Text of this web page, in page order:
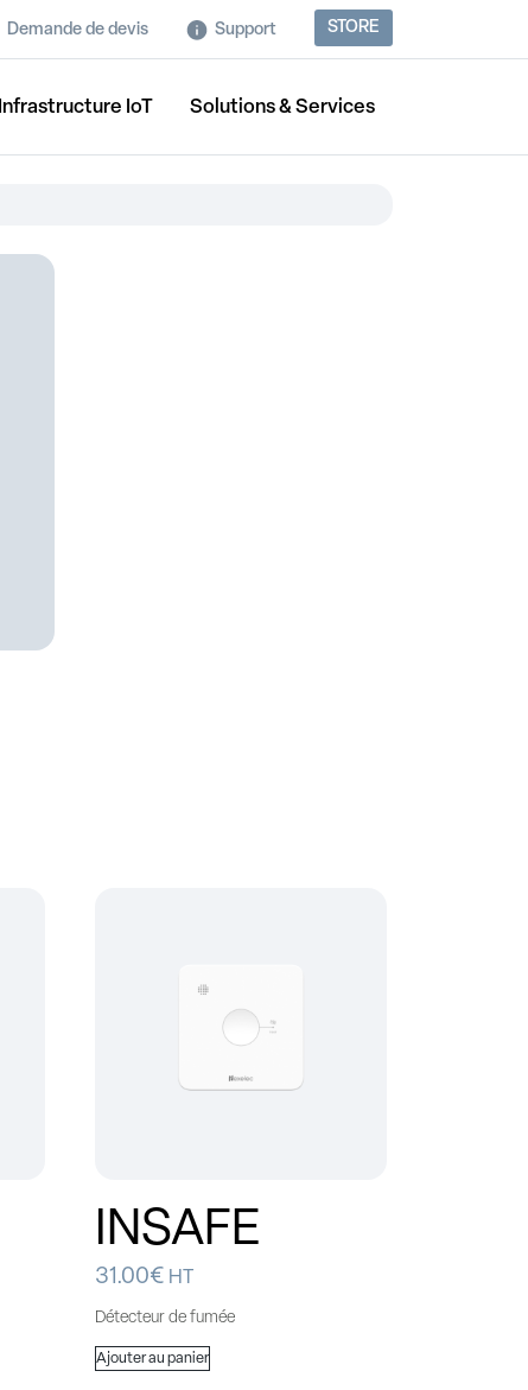
Demande de devis Support STORE
Infrastructure IoT Solutions & Services
INSAFE
31.00€ HT
Détecteur de fumée
Ajouter au panier